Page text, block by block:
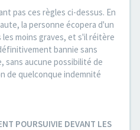
pas ces règles ci-dessus. En
la personne écopera d'un
moins graves, et s'il réitère
bannie sans
sans aucune possibilité de
de quelconque indemnité
POURSUIVIE DEVANT LES